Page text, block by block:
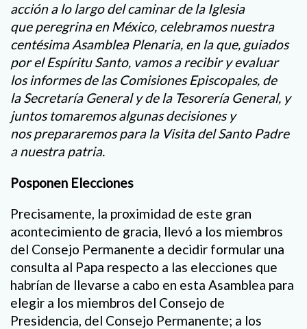
acción a lo largo del caminar de la Iglesia
que peregrina en México, celebramos nuestra
centésima Asamblea Plenaria, en la que, guiados
por el Espíritu Santo, vamos a recibir y evaluar
los informes de las Comisiones Episcopales, de
la Secretaría General y de la Tesorería General, y
juntos tomaremos algunas decisiones y
nos prepararemos para la Visita del Santo Padre
a nuestra patria.
Posponen Elecciones
Precisamente, la proximidad de este gran
acontecimiento de gracia, llevó a los miembros
del Consejo Permanente a decidir formular una
consulta al Papa respecto a las elecciones que
habrían de llevarse a cabo en esta Asamblea para
elegir a los miembros del Consejo de
Presidencia, del Consejo Permanente; a los